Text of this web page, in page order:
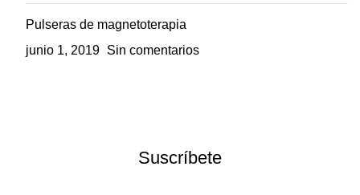
Pulseras de magnetoterapia
junio 1, 2019 Sin comentarios
Suscríbete